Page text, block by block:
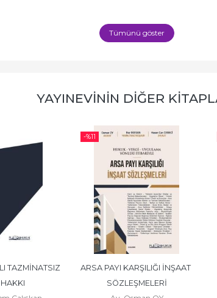
Tümünü göster
YAYINEVININ DIĞER
TAZMİNATSIZ
-%11
ARSA PAYI KARŞILIĞI İNŞAAT
SÖZLEŞMELERİ